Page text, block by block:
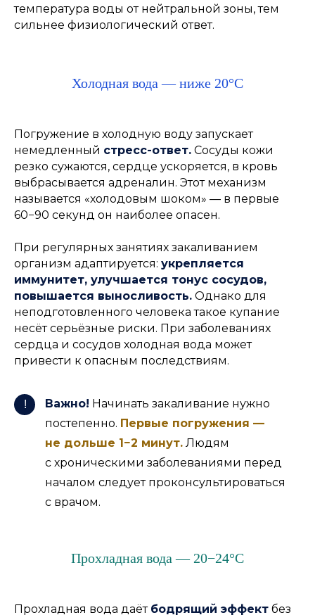
температура воды от нейтральной зоны, тем
сильнее физиологический ответ.
Холодная вода — ниже 20°C
Погружение в холодную воду запускает
немедленный стресс-ответ. Сосуды кожи
резко сужаются, сердце ускоряется, в кровь
выбрасывается адреналин. Этот механизм
называется «холодовым шоком» — в первые
60−90 секунд он наиболее опасен.
При регулярных занятиях закаливанием
организм адаптируется: укрепляется
иммунитет, улучшается тонус сосудов,
повышается выносливость. Однако для
неподготовленного человека такое купание
несёт серьёзные риски. При заболеваниях
сердца и сосудов холодная вода может
привести к опасным последствиям.
! Важно! Начинать закаливание нужно
постепенно. Первые погружения —
не дольше 1−2 минут. Людям
с хроническими заболеваниями перед
началом следует проконсультироваться
с врачом.
Прохладная вода — 20−24°C
Прохладная вода даёт бодрящий эффект без